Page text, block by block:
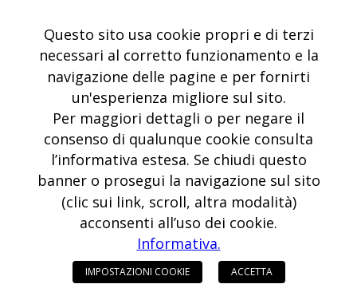
ASSISTENZA
Hai bisogno del nostro team?
Sei nostro cliente?
Puoi aprire un Ticket
Clicca qui!
Questo sito usa cookie propri e di terzi
necessari al corretto funzionamento e la
navigazione delle pagine e per fornirti
un'esperienza migliore sul sito.
Per maggiori dettagli o per negare il
consenso di qualunque cookie consulta
l’informativa estesa. Se chiudi questo
banner o prosegui la navigazione sul sito
(clic sui link, scroll, altra modalità)
acconsenti all’uso dei cookie.
Informativa.
IMPOSTAZIONI COOKIE ACCETTA